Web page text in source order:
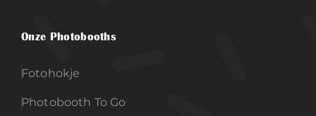
Onze Photobooths
Fotohokje
Photobooth To Go